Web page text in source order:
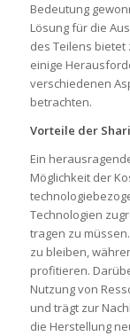
Bedeutung
Lösung für die
des Teilens bietet
einige
verschiedenen
betrachten.
Vorteile der
Ein
Möglichkeit der
Technologien
tragen zu
zu bleiben,
profitieren.
Nutzung von
und trägt zur
die Herstellung